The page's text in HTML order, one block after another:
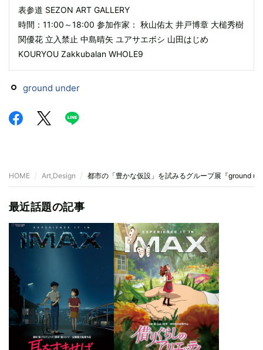
表参道 SEZON ART GALLERY
時間：11:00～18:00 参加作家： 秋山佑太 井戸博章 大槌秀樹
関優花 立入禁止 中島晴矢 ユアサエボシ 山田はじめ
KOURYOU Zakkubalan WHOLE9
ground under
HOME Art,Design 都市の「豊かな仮設」を試みるグループ展『ground
最近話題の記事